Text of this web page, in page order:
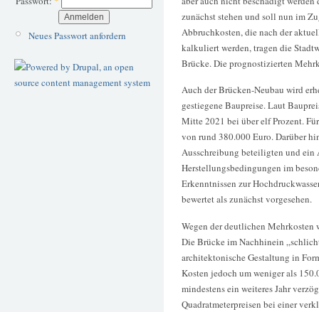
Neues Passwort anfordern
zunächst stehen und soll nun im
Abbruchkosten, die nach der
kalkuliert werden, tragen die
Brücke. Die prognostizierten
Auch der Brücken-Neubau wird
gestiegene Baupreise. Laut
Mitte 2021 bei über elf Prozent.
von rund 380.000 Euro. Darüber
Ausschreibung beteiligten und ein
Herstellungsbedingungen im
Erkenntnissen zur
bewertet als zunächst vorgesehen.
Wegen der deutlichen Mehrkosten
Die Brücke im Nachhinein
architektonische Gestaltung in
Kosten jedoch um weniger als
mindestens ein weiteres Jahr
Quadratmeterpreisen bei einer